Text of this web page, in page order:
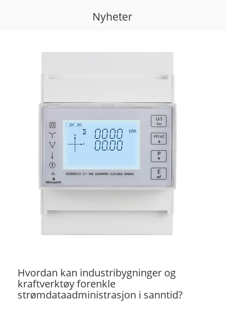
Nyheter
Hvordan kan industribygninger og
kraftverktøy forenkle
strømdataadministrasjon i sanntid?